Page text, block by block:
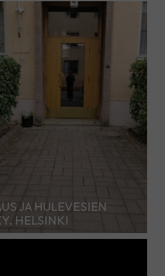
JA HULEVESIEN
HELSINKI